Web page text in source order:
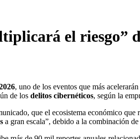
el riesgo”
, uno de los eventos que más
de los delitos cibernéticos, según la
que el ecosistema económico que
a gran escala”, debido a la combinación